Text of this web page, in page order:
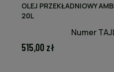
OLEJ PRZEKŁADNIOWY
20L
Numer
515,00 zł